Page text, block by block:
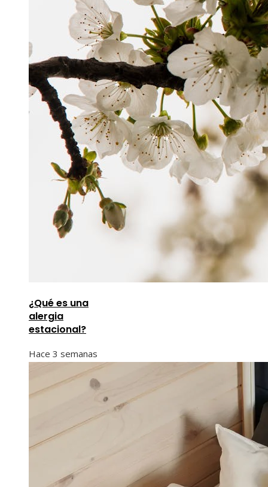
¿Qué es una
alergia
estacional?
Hace 3 semanas